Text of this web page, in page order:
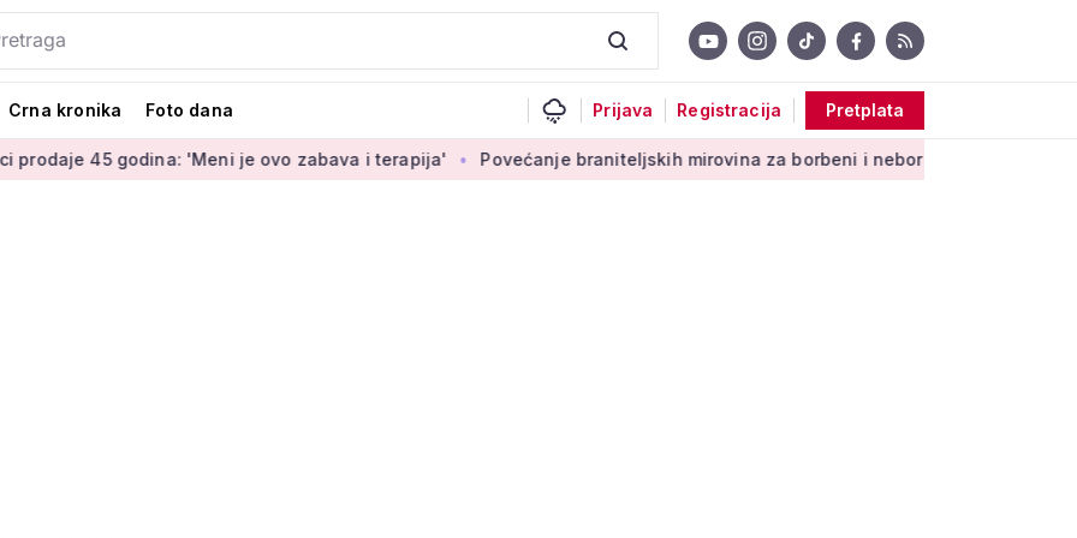
Crna kronika Foto dana Prijava Registracija Pretplata
'Meni je ovo zabava i terapija' Povećanje braniteljskih mirovina za borbeni i neborbeni sektor od početka 2027.